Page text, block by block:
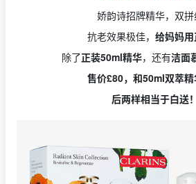
娇韵诗招牌精华，双
抗老效果极佳， 给妈妈
除了正装50ml精华，还有洁面
售价£80，和50ml双萃
后两样相当于白送！